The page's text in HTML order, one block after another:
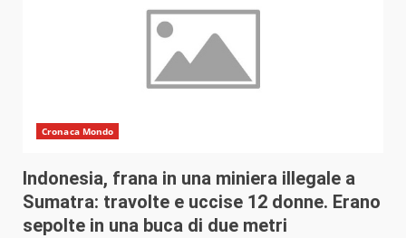
Cronaca Mondo
Indonesia, frana in una miniera illegale a
Sumatra: travolte e uccise 12 donne. Erano
sepolte in una buca di due metri